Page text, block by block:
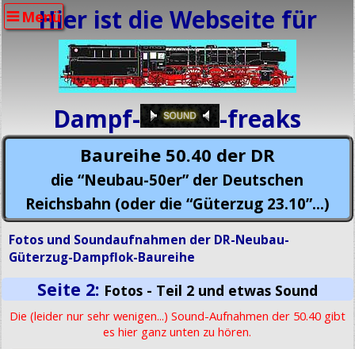
Menü
Hier ist die Webseite für
Dampf- -freaks
Baureihe 50.40 der DR
die “Neubau-50er” der Deutschen
Reichsbahn (oder die “Güterzug 23.10”...)
Fotos und Soundaufnahmen der DR-Neubau-
Güterzug-Dampflok-Baureihe
Seite 2: Fotos - Teil 2 und etwas Sound
Die (leider nur sehr wenigen...) Sound-Aufnahmen der 50.40 gibt
es hier ganz unten zu hören.